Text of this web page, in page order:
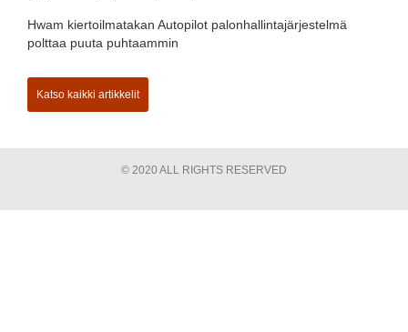
Hwam kiertoilmatakan Autopilot palonhallintajärjestelmä
polttaa puuta puhtaammin
Katso kaikki artikkelit
© 2020 ALL RIGHTS RESERVED​